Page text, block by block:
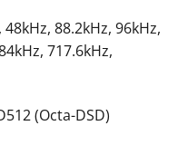
48kHz, 88.2kHz, 96kHz,
717.6kHz,
(Octa-DSD)